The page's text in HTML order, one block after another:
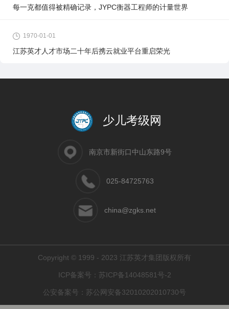
每一克都值得被精确记录，JYPC衡器工程师的计量世界
1970-01-01
江苏英才人才市场二十年后携云就业平台重启荣光
少儿考级网
南京市新街口中山东路9号
025-84725763
china@zgks.net
Copyright © 1999 - 2023 江苏英才集团版权所有
ICP备案号： 苏ICP备14048581号-2
公安备案号： 苏公网安备32010202010730号